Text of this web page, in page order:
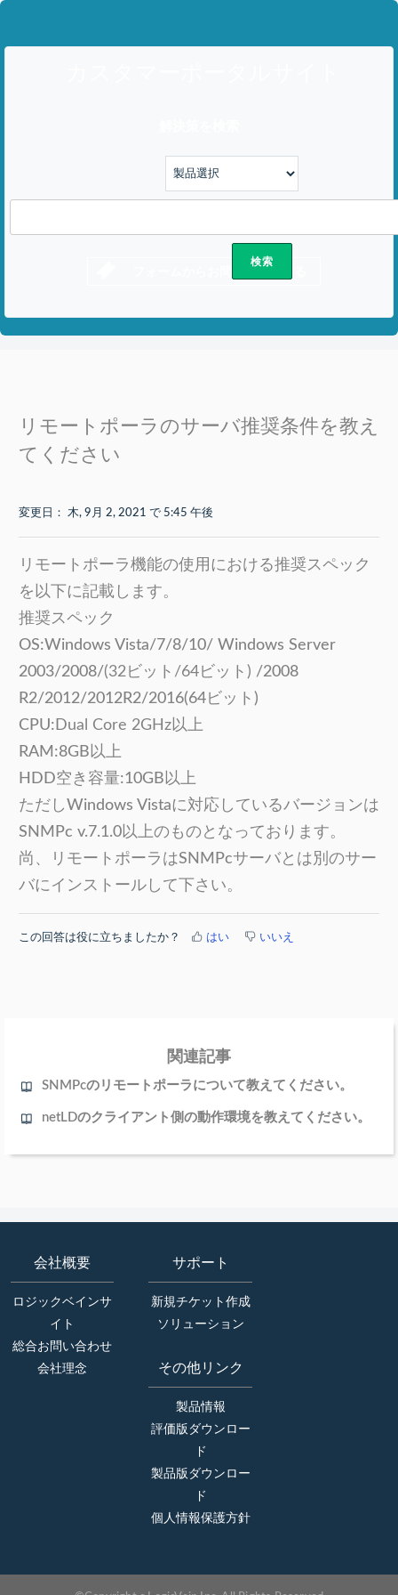
リモートポーラのサーバ推奨条件を教え
てください
変更日： 木, 9月 2, 2021 で 5:45 午後
リモートポーラ機能の使用における推奨スペック
を以下に記載します。
推奨スペック
OS:Windows Vista/7/8/10/ Windows Server
2003/2008/(32ビット/64ビット) /2008
R2/2012/2012R2/2016(64ビット)
CPU: Dual Core 2GHz以上
RAM:8GB以上
HDD空き容量:10GB以上
ただしWindows Vistaに対応しているバージョンは
SNMPc v.7.1.0以上のものとなっております。
尚、リモートポーラはSNMPcサーバとは別のサー
バにインストールして下さい。
この回答は役に立ちましたか？ はい いいえ
関連記事
SNMPcのリモートポーラについて教えてください。
netLDのクライアント側の動作環境を教えてください。
会社概要
ロジックベインサ
イト
総合お問い合わせ
会社理念
サポート
新規チケット作成
ソリューション
その他リンク
製品情報
評価版ダウンロー
ド
製品版ダウンロー
ド
個人情報保護方針